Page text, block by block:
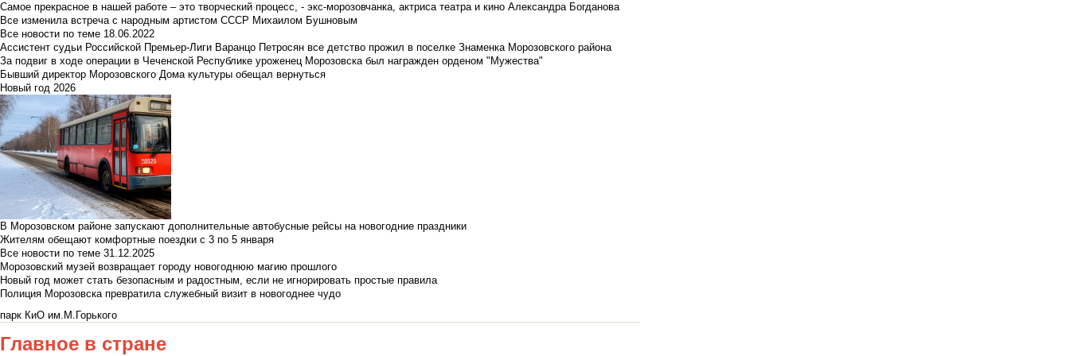
Самое прекрасное в нашей работе – это творческий процесс, - экс-морозовчанка, актриса театра и кино Александра Богданова
Все изменила встреча с народным артистом СССР Михаилом Бушновым
Все новости по теме 18.06.2022
Ассистент судьи Российской Премьер-Лиги Варанцо Петросян все детство прожил в поселке Знаменка Морозовского района
За подвиг в ходе операции в Чеченской Республике уроженец Морозовска был награжден орденом "Мужества"
Бывший директор Морозовского Дома культуры обещал вернуться
Новый год 2026
В Морозовском районе запускают дополнительные автобусные рейсы на новогодние праздники
Жителям обещают комфортные поездки с 3 по 5 января
Все новости по теме 31.12.2025
Морозовский музей возвращает городу новогоднюю магию прошлого
Новый год может стать безопасным и радостным, если не игнорировать простые правила
Полиция Морозовска превратила служебный визит в новогоднее чудо
парк КиО им.М.Горького
Главное в стране